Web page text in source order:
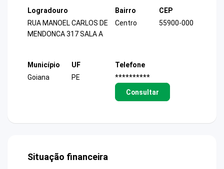
Logradouro
RUA MANOEL CARLOS DE
MENDONCA 317 SALA A
Bairro
Centro
CEP
55900-000
Município
Goiana
UF
PE
Telefone
**********
Consultar
Situação financeira